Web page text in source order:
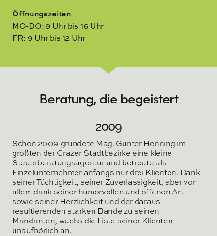
Öffnungszeiten
MO-DO: 9 Uhr bis 16 Uhr
FR: 9 Uhr bis 12 Uhr
Beratung, die begeistert
2009
Schon 2009 gründete Mag. Gunter Henning im
größten der Grazer Stadtbezirke eine kleine
Steuerberatungsagentur und betreute als
Einzelunternehmer anfangs nur drei Klienten. Dank
seiner Tüchtigkeit, seiner Zuverlässigkeit, aber vor
allem dank seiner humorvollen und offenen Art
sowie seiner Herzlichkeit und der daraus
resultierenden starken Bande zu seinen
Mandanten, wuchs die Liste seiner Klienten
unaufhörlich an.